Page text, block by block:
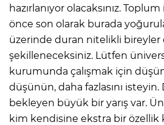
hazırlanıyor olacaksınız.
önce son olarak burada
üzerinde duran nitelikli bireyler
şekilleneceksiniz. Lütfen
kurumunda çalışmak için
düşünün, daha fazlasını isteyin.
bekleyen büyük bir yarış var.
kim kendisine ekstra bir özellik